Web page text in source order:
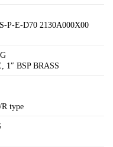
P-E-D70 2130A000X00
1″ BSP BRASS
R type